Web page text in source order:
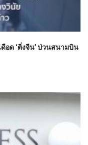
อด ‘ติ่งจีน’ ป่วนสนามบิน